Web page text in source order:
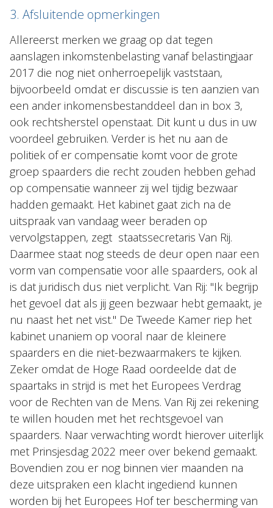
3. Afsluitende opmerkingen
Allereerst merken we graag op dat tegen
aanslagen inkomstenbelasting vanaf belastingjaar
2017 die nog niet onherroepelijk vaststaan,
bijvoorbeeld omdat er discussie is ten aanzien van
een ander inkomensbestanddeel dan in box 3,
ook rechtsherstel openstaat. Dit kunt u dus in uw
voordeel gebruiken. Verder is het nu aan de
politiek of er compensatie komt voor de grote
groep spaarders die recht zouden hebben gehad
op compensatie wanneer zij wel tijdig bezwaar
hadden gemaakt. Het kabinet gaat zich na de
uitspraak van vandaag weer beraden op
vervolgstappen, zegt staatssecretaris Van Rij.
Daarmee staat nog steeds de deur open naar een
vorm van compensatie voor alle spaarders, ook al
is dat juridisch dus niet verplicht. Van Rij: "Ik begrijp
het gevoel dat als jij geen bezwaar hebt gemaakt, je
nu naast het net vist." De Tweede Kamer riep het
kabinet unaniem op vooral naar de kleinere
spaarders en die niet-bezwaarmakers te kijken.
Zeker omdat de Hoge Raad oordeelde dat de
spaartaks in strijd is met het Europees Verdrag
voor de Rechten van de Mens. Van Rij zei rekening
te willen houden met het rechtsgevoel van
spaarders. Naar verwachting wordt hierover uiterlijk
met Prinsjesdag 2022 meer over bekend gemaakt.
Bovendien zou er nog binnen vier maanden na
deze uitspraken een klacht ingediend kunnen
worden bij het Europees Hof ter bescherming van